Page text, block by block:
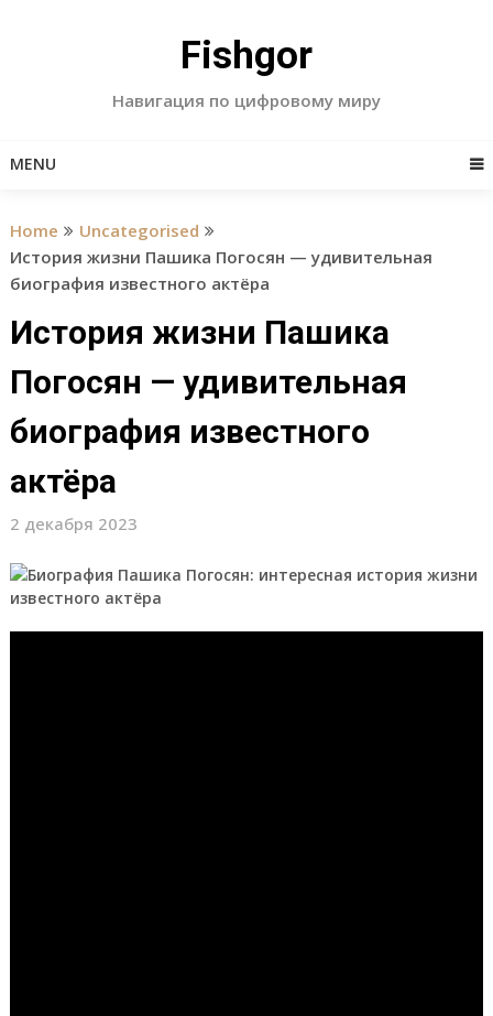
Fishgor
Навигация по цифровому миру
MENU
Home
Uncategorised
История жизни Пашика Погосян — удивительная
биография известного актёра
История жизни Пашика
Погосян — удивительная
биография известного
актёра
2 декабря 2023